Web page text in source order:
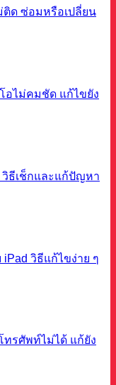
ติด ซ่อมหรือเปลี่ยน
อไม่คมชัด แก้ไขยัง
วิธีเช็กและแก้ปัญหา
วิธีแก้ไขง่าย ๆ
ทรศัพท์ไม่ได้ แก้ยัง